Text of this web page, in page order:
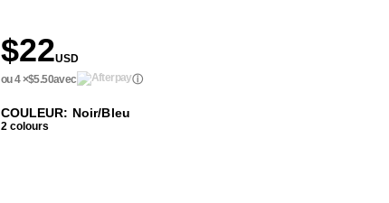
$22USD
ou 4 ×$5.50avec ⓘ
COULEUR: Noir/Bleu
2 colours